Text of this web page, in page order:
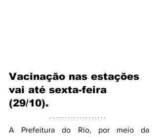
Vacinação nas estações
vai até sexta-feira
(29/10).
A Prefeitura do Rio, por meio da